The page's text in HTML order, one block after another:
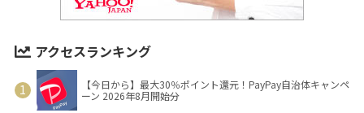
アクセスランキング
【今日から】最大30％ポイント還元！PayPay自治体キャンペ
ーン 2026年8月開始分